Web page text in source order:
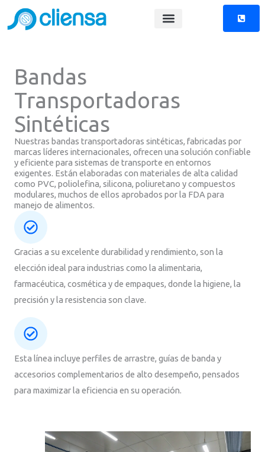
to
Bandas
Transportadoras
Sintéticas
Nuestras bandas transportadoras sintéticas, fabricadas por
marcas líderes internacionales, ofrecen una solución confiable
y eficiente para sistemas de transporte en entornos
exigentes. Están elaboradas con materiales de alta calidad
como PVC, poliolefina, silicona, poliuretano y compuestos
modulares, muchos de ellos aprobados por la FDA para
manejo de alimentos.
Gracias a su excelente durabilidad y rendimiento, son la
elección ideal para industrias como la alimentaria,
farmacéutica, cosmética y de empaques, donde la higiene, la
precisión y la resistencia son clave.
Esta línea incluye perfiles de arrastre, guías de banda y
accesorios complementarios de alto desempeño, pensados
para maximizar la eficiencia en su operación.